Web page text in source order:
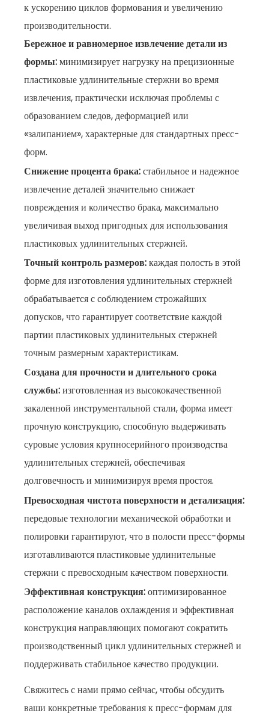
к ускорению циклов формования и увеличению
производительности.
Бережное и равномерное извлечение детали из
формы:минимизирует нагрузку на прецизионные
пластиковые удлинительные стержни во время
извлечения, практически исключая проблемы с
образованием следов, деформацией или
«залипанием», характерные для стандартных пресс-
форм.
Снижение процента брака:стабильное и надежное
извлечение деталей значительно снижает
повреждения и количество брака, максимально
увеличивая выход пригодных для использования
пластиковых удлинительных стержней.
Точный контроль размеров:каждая полость в этой
форме для изготовления удлинительных стержней
обрабатывается с соблюдением строжайших
допусков, что гарантирует соответствие каждой
партии пластиковых удлинительных стержней
точным размерным характеристикам.
Создана для прочности и длительного срока
службы:изготовленная из высококачественной
закаленной инструментальной стали, форма имеет
прочную конструкцию, способную выдерживать
суровые условия крупносерийного производства
удлинительных стержней, обеспечивая
долговечность и минимизируя время простоя.
Превосходная чистота поверхности и детализация:
передовые технологии механической обработки и
полировки гарантируют, что в полости пресс-формы
изготавливаются пластиковые удлинительные
стержни с превосходным качеством поверхности.
Эффективная конструкция:оптимизированное
расположение каналов охлаждения и эффективная
конструкция направляющих помогают сократить
производственный цикл удлинительных стержней и
поддерживать стабильное качество продукции.
Свяжитесь с нами прямо сейчас, чтобы обсудить
ваши конкретные требования к пресс-формам для